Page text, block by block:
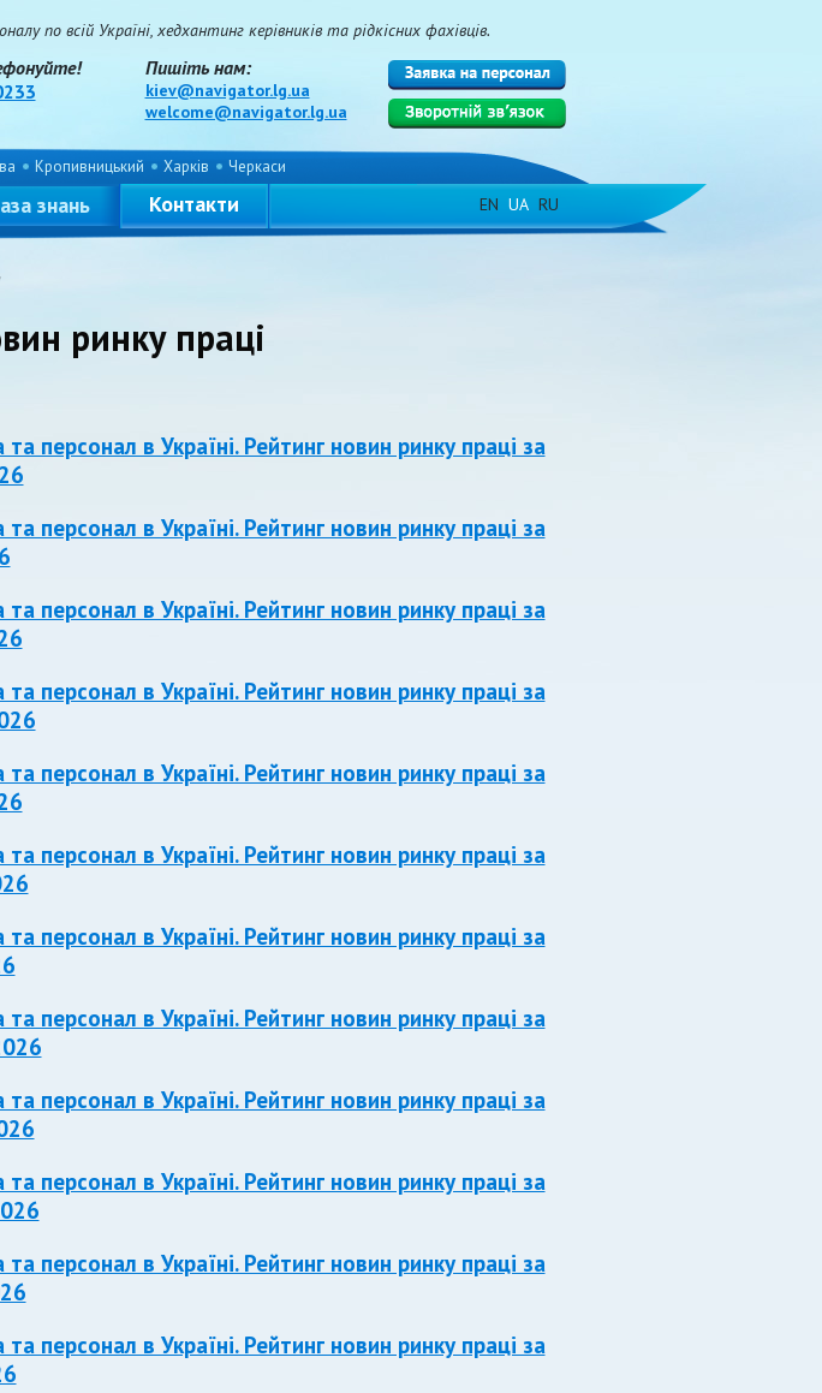
по всій Україні, хедхантинг керівників та рідкісних фахівців.
Пишіть нам:
kiev@navigator.lg.ua
welcome@navigator.lg.ua
Кропивницький Харків Черкаси
знань Контакти EN UA RU
ринку праці
персонал в Україні. Рейтинг новин ринку праці за
персонал в Україні. Рейтинг новин ринку праці за
персонал в Україні. Рейтинг новин ринку праці за
персонал в Україні. Рейтинг новин ринку праці за
персонал в Україні. Рейтинг новин ринку праці за
персонал в Україні. Рейтинг новин ринку праці за
персонал в Україні. Рейтинг новин ринку праці за
персонал в Україні. Рейтинг новин ринку праці за
персонал в Україні. Рейтинг новин ринку праці за
персонал в Україні. Рейтинг новин ринку праці за
персонал в Україні. Рейтинг новин ринку праці за
персонал в Україні. Рейтинг новин ринку праці за